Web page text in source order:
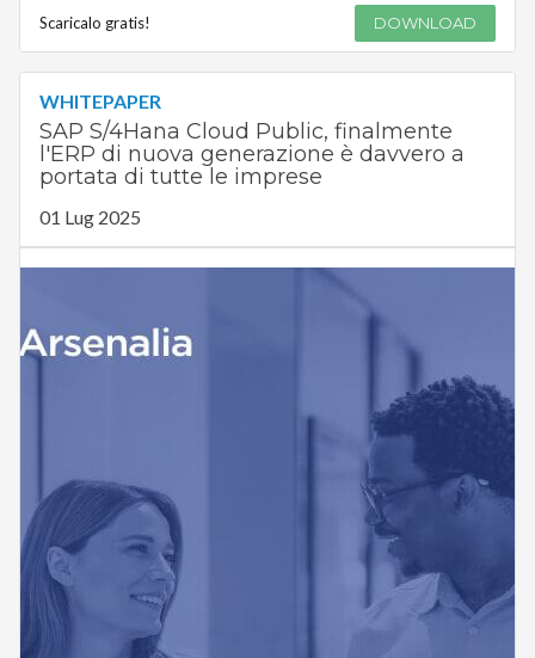
Scaricalo gratis! DOWNLOAD
WHITEPAPER
SAP S/4Hana Cloud Public, finalmente
l'ERP di nuova generazione è davvero a
portata di tutte le imprese
01 Lug 2025